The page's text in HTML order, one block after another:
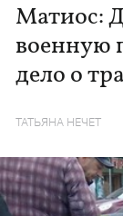
Матиос:
военную
дело о
ТАТЬЯНА НЕЧЕТ